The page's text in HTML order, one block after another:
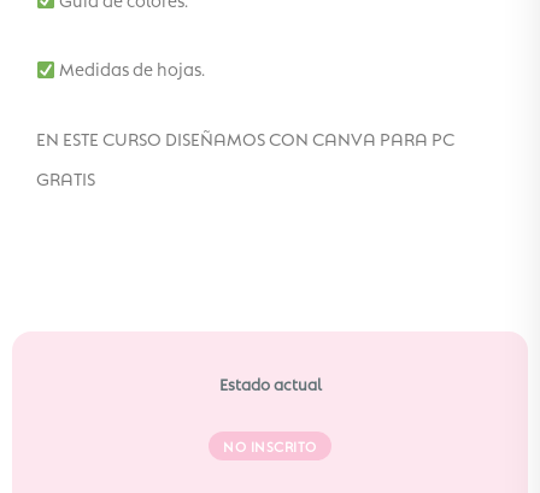
Medidas de hojas.
EN ESTE CURSO DISEÑAMOS CON CANVA PARA PC
GRATIS
Estado actual
NO INSCRITO